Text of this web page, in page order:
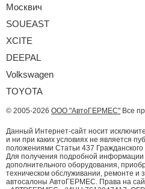
Москвич
SOUEAST
XCITE
DEEPAL
Volkswagen
TOYOTA
© 2005-2026 ООО "АвтоГЕРМЕС" Все
Данный Интернет-сайт носит
и ни при каких условиях не является
положениями Статьи 437
Для получения подробной информации
дополнительного оборудования,
техническом обслуживании, ремонте и
автосалоны АвтоГЕРМЕС. Права на